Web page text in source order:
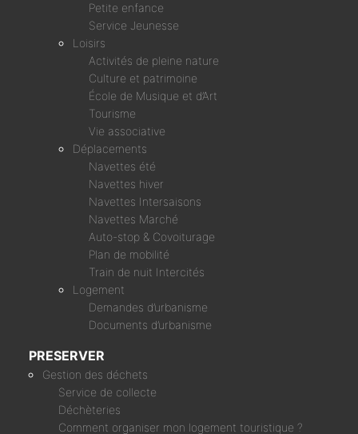
Petite enfance
Service Jeunesse
Loisirs
Activités de pleine nature
Culture et patrimoine
École de Musique et d’Art
Tourisme
Vie associative
Déplacements
Navettes été
Navettes hiver
Navettes Intersaisons
Navettes Marché
Auto-stop & Covoiturage
Plan de mobilité
Train de nuit Intercités
Logement
Demandes d’urbanisme
Documents d’urbanisme
PRESERVER
Gestion des déchets
Service de collecte
Déchèteries
Comment organiser mon logement touristique ?